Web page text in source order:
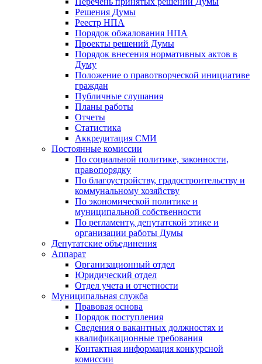
Решения Думы
Реестр НПА
Порядок обжалования НПА
Проекты решений Думы
Порядок внесения нормативных актов в
Думу
Положение о правотворческой инициативе
граждан
Публичные слушания
Планы работы
Отчеты
Статистика
Аккредитация СМИ
Постоянные комиссии
По социальной политике, законности,
правопорядку
По благоустройству, градостроительству и
коммунальному хозяйству
По экономической политике и
муниципальной собственности
По регламенту, депутатской этике и
организации работы Думы
Депутатские объединения
Аппарат
Организационный отдел
Юридический отдел
Отдел учета и отчетности
Муниципальная служба
Правовая основа
Порядок поступления
Сведения о вакантных должностях и
квалификационные требования
Контактная информация конкурсной
комиссии